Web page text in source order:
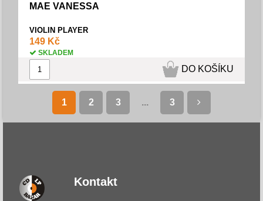
MAE VANESSA
VIOLIN PLAYER
149 Kč
SKLADEM
DO KOŠÍKU
1 2 3 ... 3
Kontakt